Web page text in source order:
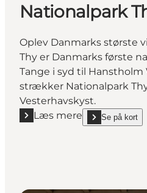
Nationalpark
Oplev Danmarks største
Thy er Danmarks første
Tange i syd til
strækker Nationalpark
Vesterhavskyst.
Læs mere
Læs mere "Nationalpark
Se på kort
show